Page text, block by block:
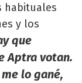
habituales
y los
que
Aptra votan.
lo gané,